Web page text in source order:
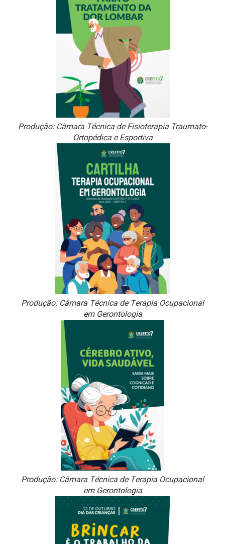
Produção: Câmara Técnica de Fisioterapia Traumato-
Ortopédica e Esportiva
Produção: Câmara Técnica de Terapia Ocupacional
em Gerontologia
Produção: Câmara Técnica de Terapia Ocupacional
em Gerontologia